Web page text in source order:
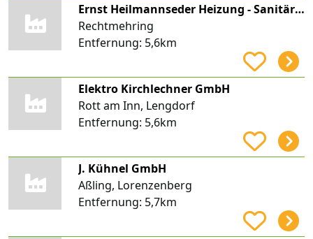
Ernst Heilmannseder Heizung - Sanitär - Lüftung - Klima
Rechtmehring
Entfernung: 5,6km
Elektro Kirchlechner GmbH
Rott am Inn, Lengdorf
Entfernung: 5,6km
J. Kühnel GmbH
Aßling, Lorenzenberg
Entfernung: 5,7km